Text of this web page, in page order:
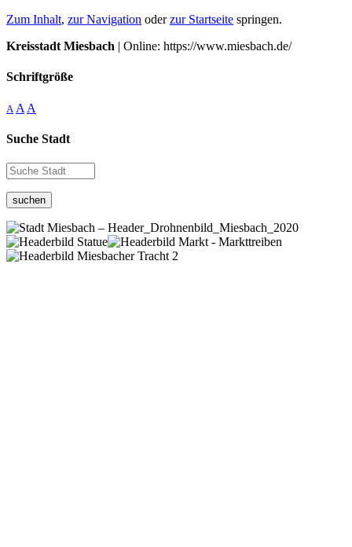
Zum Inhalt, zur Navigation oderzur Startseite springen.
Kreisstadt Miesbach | Online: https://www.miesbach.de/
Schriftgröße
A A A
Suche Stadt
suchen